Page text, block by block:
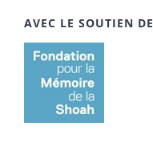
AVEC LE SOUTIEN DE